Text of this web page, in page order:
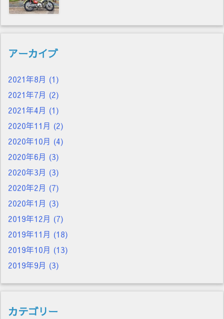
アーカイブ
2021年8月 (1)
2021年7月 (2)
2021年4月 (1)
2020年11月 (2)
2020年10月 (4)
2020年6月 (3)
2020年3月 (3)
2020年2月 (7)
2020年1月 (3)
2019年12月 (7)
2019年11月 (18)
2019年10月 (13)
2019年9月 (3)
カテゴリー